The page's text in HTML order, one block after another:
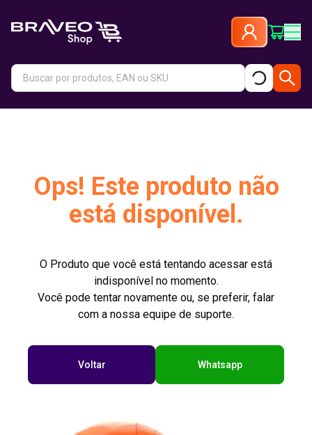
Ops! Este produto não
está disponível.
O Produto que você está tentando acessar está
indisponível no momento.
Você pode tentar novamente ou, se preferir, falar
com a nossa equipe de suporte.
Voltar Whatsapp